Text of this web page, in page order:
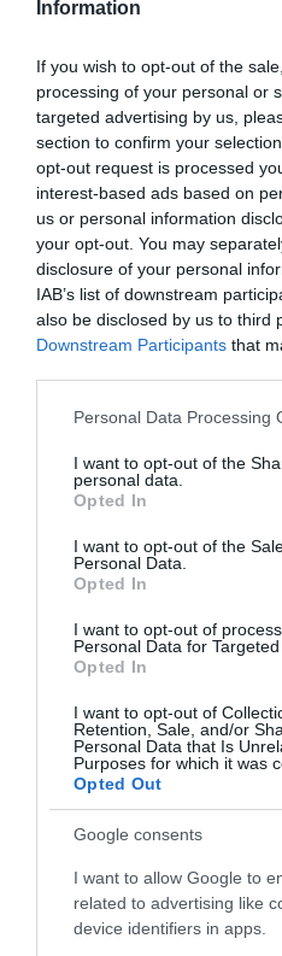
Information
If you wish to opt-out of the
processing of your personal or
targeted advertising by us,
section to confirm your
opt-out request is processed
interest-based ads based on
us or personal information
your opt-out. You may
disclosure of your personal
IAB’s list of downstream
also be disclosed by us to third
Downstream Participants that
Please note that this website/
not limited to your visit or
grant or deny consent to
use your data for below
consent section.
Personal Data Processing
I want to opt-out of the
personal data.
Opted In
I want to opt-out of the
Personal Data.
Opted In
I want to opt-out of
Personal Data for Targeted
Opted In
I want to opt-out of
Retention, Sale, and/or
Personal Data that Is
Purposes for which it was
Opted Out
Google consents
I want to allow Google to
related to advertising like
device identifiers in apps.
letette a
másik
étlapok
hordozók
remélve
De
az
jéghideg
feleségem
Ez a
számára
még
Reméltük,
felvétele
felesleges
asztalt.
meg. Ha